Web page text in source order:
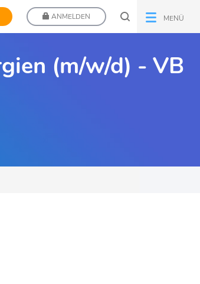
ANMELDEN MENÜ
(m/w/d) - VB